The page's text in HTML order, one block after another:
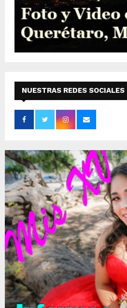
NUESTRAS REDES SOCIALES